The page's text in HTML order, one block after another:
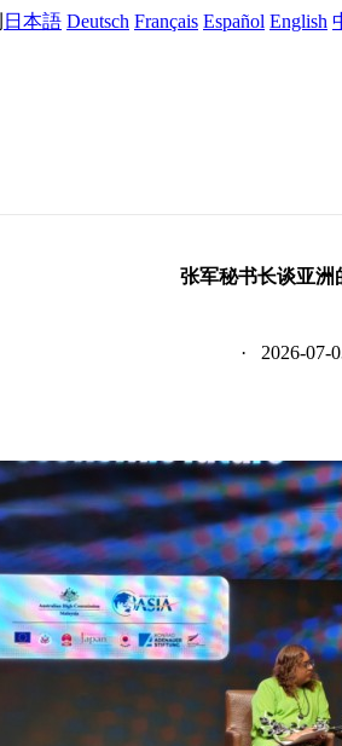
日本語 Deutsch Français Español English
张军秘书长谈亚洲
· 2026-07-